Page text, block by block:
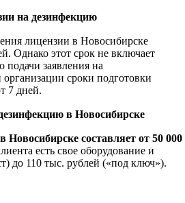
на дезинфекцию
лицензии в Новосибирске
Однако этот срок не включает
подачи заявления на
сроки подготовки
7 дней.
в Новосибирске
составляет от 50 000
есть свое оборудование и
до 110 тыс. рублей («под ключ»).